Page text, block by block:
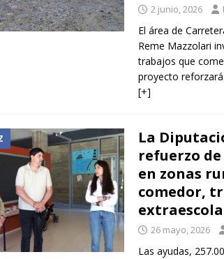
2 junio, 2026
El área de
Reme Mazzolari
trabajos que
proyecto
[+]
La
refuerzo
en zonas
comedor,
26 mayo, 2026
Las ayudas,